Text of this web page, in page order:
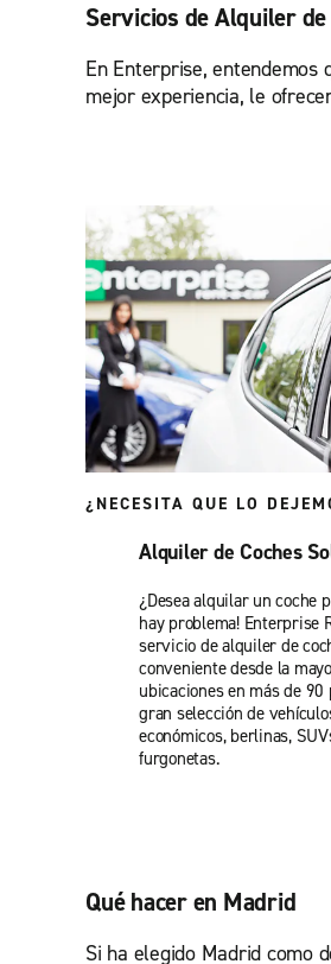
Servicios de Alquiler
En Enterprise,
mejor experiencia, le
¿NECESITA QUE LO
Alquiler de Coches
¿Desea alquilar un coche
hay problema! Enterprise
servicio de alquiler de
conveniente desde la
ubicaciones en más de
gran selección de
económicos, berlinas,
furgonetas.
Qué hacer en Madrid
Si ha elegido Madrid como